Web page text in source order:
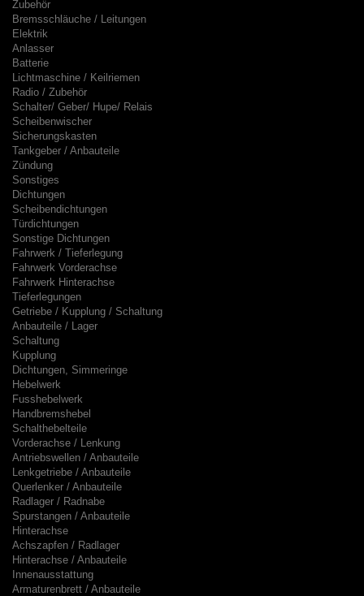
Zubehör
Bremsschläuche / Leitungen
Elektrik
Anlasser
Batterie
Lichtmaschine / Keilriemen
Radio / Zubehör
Schalter/ Geber/ Hupe/ Relais
Scheibenwischer
Sicherungskasten
Tankgeber / Anbauteile
Zündung
Sonstiges
Dichtungen
Scheibendichtungen
Türdichtungen
Sonstige Dichtungen
Fahrwerk / Tieferlegung
Fahrwerk Vorderachse
Fahrwerk Hinterachse
Tieferlegungen
Getriebe / Kupplung / Schaltung
Anbauteile / Lager
Schaltung
Kupplung
Dichtungen, Simmeringe
Hebelwerk
Fusshebelwerk
Handbremshebel
Schalthebelteile
Vorderachse / Lenkung
Antriebswellen / Anbauteile
Lenkgetriebe / Anbauteile
Querlenker / Anbauteile
Radlager / Radnabe
Spurstangen / Anbauteile
Hinterachse
Achszapfen / Radlager
Hinterachse / Anbauteile
Innenausstattung
Armaturenbrett / Anbauteile